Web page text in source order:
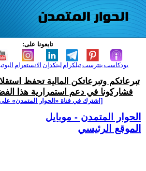
تابعونا على:
الانستغرام لينكدإن تيلكرامبنترست بودكاست
تبرعاتكم وتبرعاتكن المالية تحفظ
فشاركونا في دعم استمرارية هذا
[اشترك في قناة ‫«الحوار المتمدن» على
الحوار المتمدن - موبايل
الموقع الرئيسي